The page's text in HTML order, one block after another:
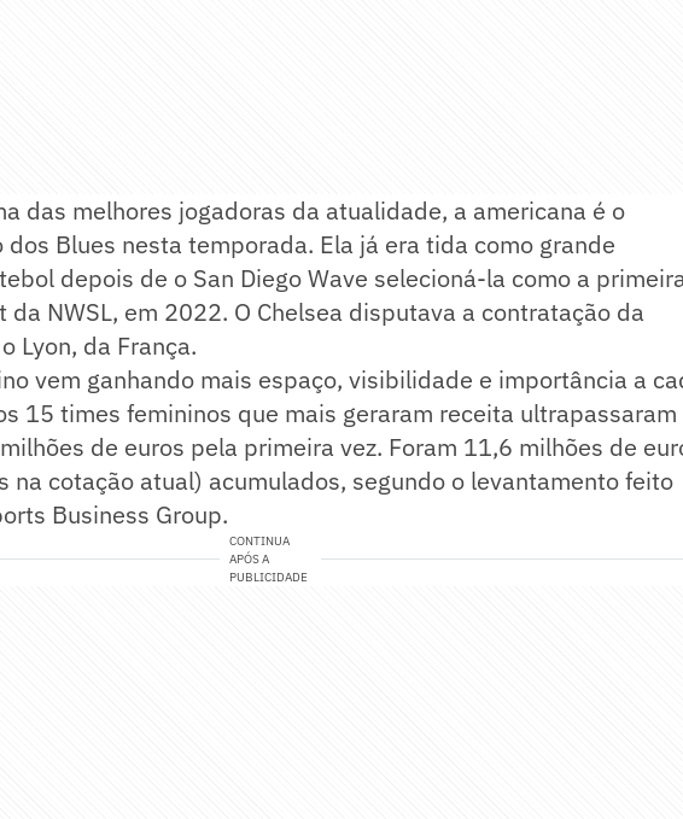
das melhores jogadoras da atualidade, a americana é o
Blues nesta temporada. Ela já era tida como grande
depois de o San Diego Wave selecioná-la como a
da NWSL, em 2022. O Chelsea disputava a contratação da
Lyon, da França.
vem ganhando mais espaço, visibilidade e importância a
15 times femininos que mais geraram receita ultrapassaram
de euros pela primeira vez. Foram 11,6 milhões de
na cotação atual) acumulados, segundo o levantamento feito
Business Group.
CONTINUA
APÓS A
PUBLICIDADE